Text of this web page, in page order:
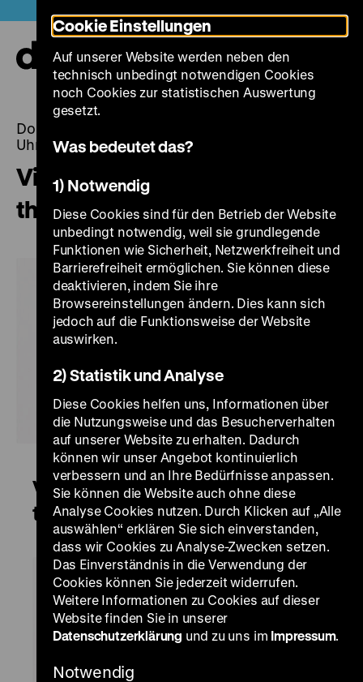
zum
Seiteninhalt
springen
Donnerstag, 12. November 2015, 18.00 - 00.00
Uhr
Visible Lives: LGBTI rights and
the museum
Visible Lives: LGBTI rights and
the museum
Cookie Einstellungen
Auf unserer Website werden neben den
technisch unbedingt notwendigen Cookies
noch Cookies zur statistischen Auswertung
gesetzt.
Was bedeutet das?
1) Notwendig
Diese Cookies sind für den Betrieb der Website
unbedingt notwendig, weil sie grundlegende
Funktionen wie Sicherheit, Netzwerkfreiheit und
Barrierefreiheit ermöglichen. Sie können diese
deaktivieren, indem Sie ihre
Browsereinstellungen ändern. Dies kann sich
jedoch auf die Funktionsweise der Website
auswirken.
2) Statistik und Analyse
Diese Cookies helfen uns, Informationen über
die Nutzungsweise und das Besucherverhalten
auf unserer Website zu erhalten. Dadurch
können wir unser Angebot kontinuierlich
verbessern und an Ihre Bedürfnisse anpassen.
Sie können die Website auch ohne diese
Analyse Cookies nutzen. Durch Klicken auf „Alle
auswählen“ erklären Sie sich einverstanden,
dass wir Cookies zu Analyse-Zwecken setzen.
Das Einverständnis in die Verwendung der
Cookies können Sie jederzeit widerrufen.
Weitere Informationen zu Cookies auf dieser
Website finden Sie in unserer
Datenschutzerklärung und zu uns im Impressum.
Notwendig